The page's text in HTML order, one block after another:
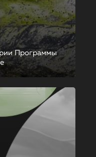
Программы